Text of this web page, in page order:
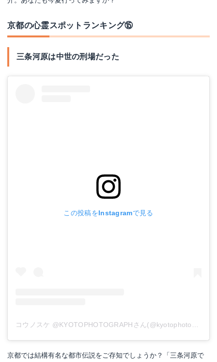
京都の心霊スポットランキング⑮
三条河原は中世の刑場だった
この投稿をInstagramで見る
コウノスケ @KYOTOPHOTOGRAPHさん(@kyotophotograph)がシェアした投稿
京都では結構有名な都市伝説をご存知でしょうか？「三条河原で